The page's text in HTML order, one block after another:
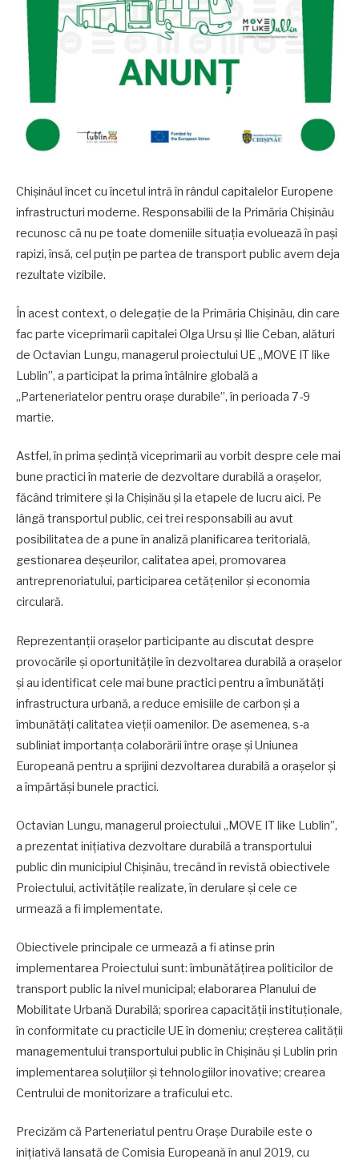
Chișinăul încet cu încetul intră în rândul capitalelor Europene
infrastructuri moderne. Responsabilii de la Primăria Chișinău
recunosc că nu pe toate domeniile situația evoluează în pași
rapizi, însă, cel puțin pe partea de transport public avem deja
rezultate vizibile.
În acest context, o delegație de la Primăria Chișinău, din care
fac parte viceprimarii capitalei Olga Ursu și Ilie Ceban, alături
de Octavian Lungu, managerul proiectului UE „MOVE IT like
Lublin”, a participat la prima întâlnire globală a
„Parteneriatelor pentru orașe durabile”, în perioada 7-9
martie.
Astfel, în prima ședință viceprimarii au vorbit despre cele mai
bune practici în materie de dezvoltare durabilă a orașelor,
făcând trimitere și la Chișinău și la etapele de lucru aici. Pe
lângă transportul public, cei trei responsabili au avut
posibilitatea de a pune în analiză planificarea teritorială,
gestionarea deșeurilor, calitatea apei, promovarea
antreprenoriatului, participarea cetățenilor și economia
circulară.
Reprezentanții orașelor participante au discutat despre
provocările și oportunitățile în dezvoltarea durabilă a orașelor
și au identificat cele mai bune practici pentru a îmbunătăți
infrastructura urbană, a reduce emisiile de carbon și a
îmbunătăți calitatea vieții oamenilor. De asemenea, s-a
subliniat importanța colaborării între orașe și Uniunea
Europeană pentru a sprijini dezvoltarea durabilă a orașelor și
a împărtăși bunele practici.
Octavian Lungu, managerul proiectului „MOVE IT like Lublin”,
a prezentat inițiativa dezvoltare durabilă a transportului
public din municipiul Chișinău, trecând în revistă obiectivele
Proiectului, activitățile realizate, în derulare și cele ce
urmează a fi implementate.
Obiectivele principale ce urmează a fi atinse prin
implementarea Proiectului sunt: îmbunătățirea politicilor de
transport public la nivel municipal; elaborarea Planului de
Mobilitate Urbană Durabilă; sporirea capacității instituționale,
în conformitate cu practicile UE în domeniu; creșterea calității
managementului transportului public în Chișinău și Lublin prin
implementarea soluțiilor și tehnologiilor inovative; crearea
Centrului de monitorizare a traficului etc.
Precizăm că Parteneriatul pentru Orașe Durabile este o
inițiativă lansată de Comisia Europeană în anul 2019, cu